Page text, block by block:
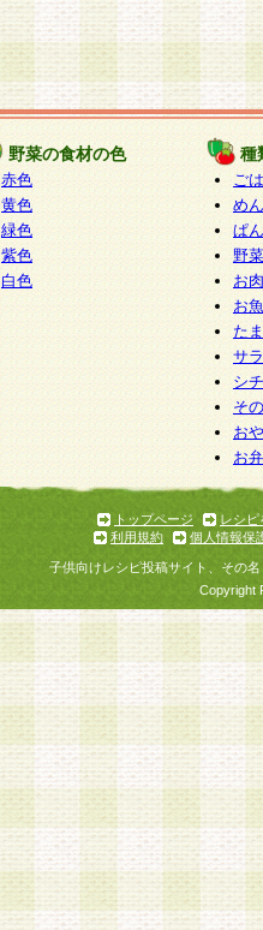
野菜の食材の色
赤色
黄色
緑色
紫色
白色
種
ご
めん
ぱん
野
お
お
た
サ
シ
そ
お
お
トップページ
レシピ
利用規約
個人情報保
子供向けレシピ投稿サイト、その
Copyright